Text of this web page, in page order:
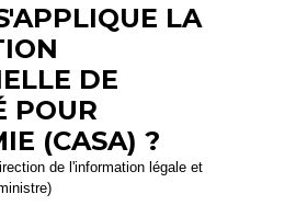
LA
DE
POUR
(CASA) ?
de l'information légale et